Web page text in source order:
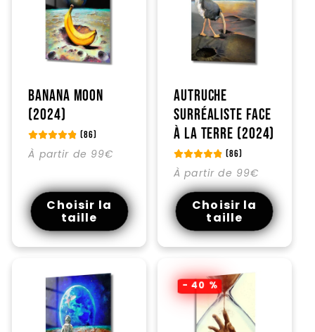
Banana moon
(2024)
(86)
Prix
À partir de 99€
Choisir la
taille
Autruche
surréaliste face
à la Terre (2024)
(86)
Prix
habituel
À partir de 99€
Choisir la
taille
- 40 %